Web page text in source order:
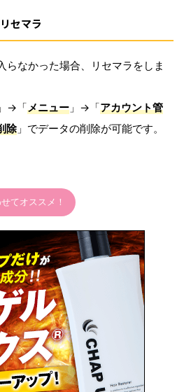
セマラ
らなかった場合、リセマラをしま
」→「メニュー 」→「アカウント管
除 」でデータの削除が可能です。
てオススメ！